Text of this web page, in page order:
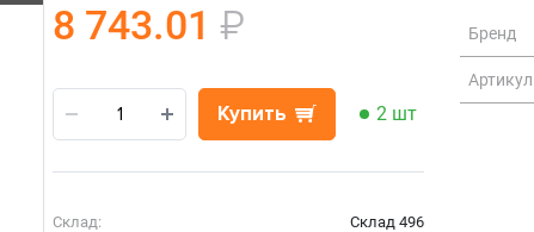
8 743.01 ₽
Купить 2 шт
Склад: Склад 496
Бренд
Артикул